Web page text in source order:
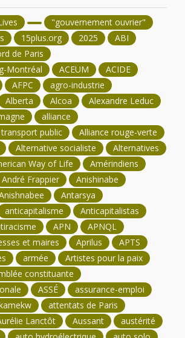
"gouvernement ouvrier"
15plus.org 2025
ABI
de Paris
Montréal
ACEUM
ACIDE
AFPC
agro-industrie
Alberta Alcoa
Alexandre Leduc
alliance
public
Alliance rouge-verte
Alternative socialiste
Alternatives
Way of Life
Amérindiens
André Frappier
Anishinabe
Antarsya
anticapitalisme
Anticapitalistas
APN
APNQL
et maires
Aprilus
APTS
armée
Artistes pour la paix
constituante
ASSÉ
assurance-emploi
attentats de Paris
Lanctôt Aussant
austérité